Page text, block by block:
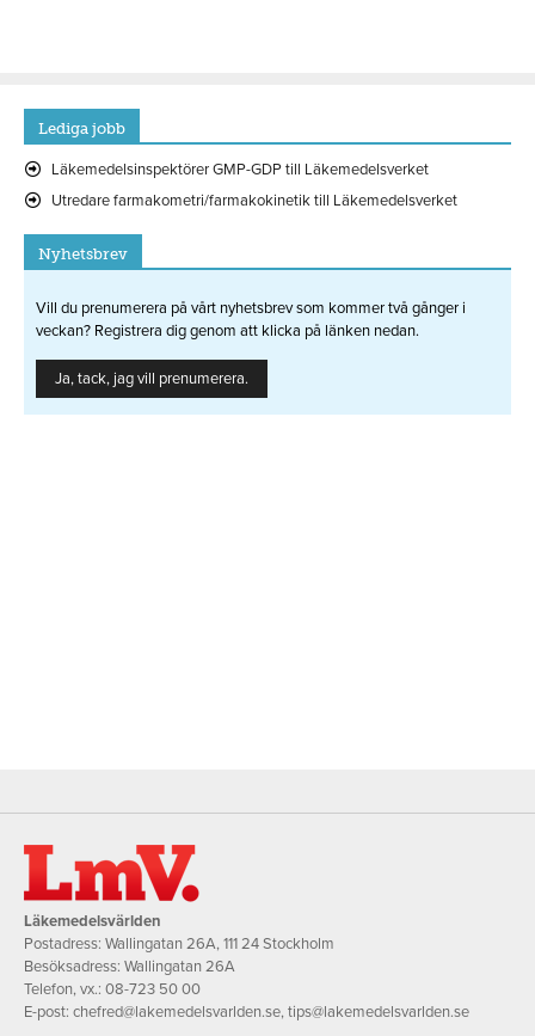
Lediga jobb
Läkemedelsinspektörer GMP-GDP till Läkemedelsverket
Utredare farmakometri/farmakokinetik till Läkemedelsverket
Nyhetsbrev
Vill du prenumerera på vårt nyhetsbrev som kommer två gånger i
veckan? Registrera dig genom att klicka på länken nedan.
Ja, tack, jag vill prenumerera.
Läkemedelsvärlden
Postadress: Wallingatan 26A, 111 24 Stockholm
Besöksadress: Wallingatan 26A
Telefon, vx.: 08-723 50 00
E-post: chefred@lakemedelsvarlden.se,tips@lakemedelsvarlden.se